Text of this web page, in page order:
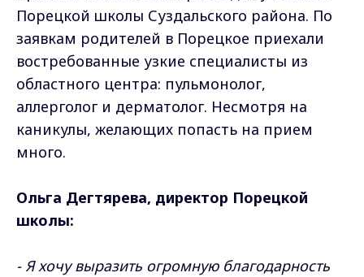
Порецкой школы Суздальского района. По
заявкам родителей в Порецкое приехали
востребованные узкие специалисты из
областного центра: пульмонолог,
аллерголог и дерматолог. Несмотря на
каникулы, желающих попасть на прием
много.
Ольга Дегтярева, директор Порецкой
школы:
-Я хочу выразить огромную благодарность